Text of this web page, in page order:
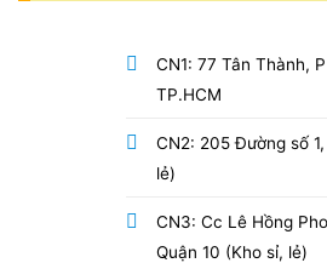
CN1: 77 Tân Thành,
TP.HCM
CN2: 205 Đường số 1,
lẻ)
CN3: Cc Lê Hồng
Quận 10 (Kho sỉ, lẻ)